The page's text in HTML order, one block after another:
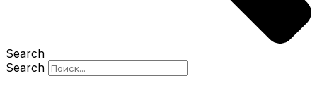
Search
Search